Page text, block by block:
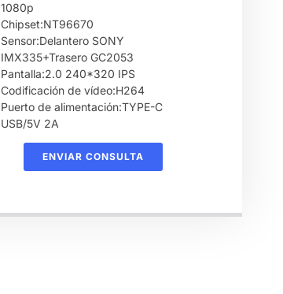
1080p
Chipset:NT96670
Sensor:Delantero SONY
IMX335+Trasero GC2053
Pantalla:2.0 240*320 IPS
Codificación de vídeo:H264
Puerto de alimentación:TYPE-C
USB/5V 2A
ENVIAR CONSULTA